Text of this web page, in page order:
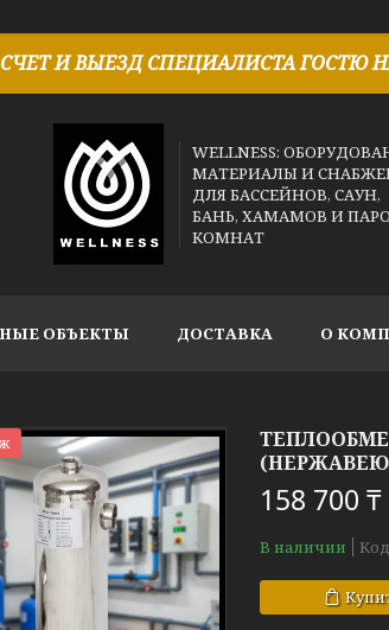
И ВЫЕЗД СПЕЦИАЛИСТА ГОСТЮ
WELLNESS:
МАТЕРИАЛЫ И
ДЛЯ БАССЕЙНОВ, САУН,
БАНЬ, ХАМАМОВ И
КОМНАТ
ОБЪЕКТЫ ДОСТАВКА О
158 700 ₸
В наличии